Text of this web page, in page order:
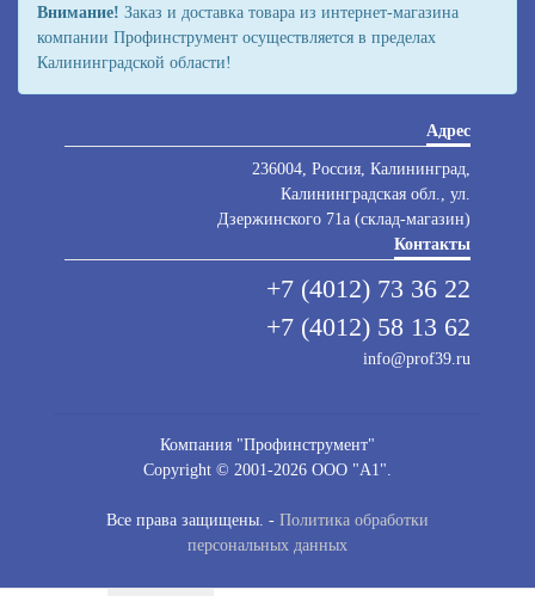
Внимание! Заказ и доставка товара из интернет-магазина
компании Профинструмент осуществляется в пределах
Калининградской области!
Адрес
236004, Россия, Калининград,
Калининградская обл., ул.
Дзержинского 71а (склад-магазин)
Контакты
+7 (4012) 73 36 22
+7 (4012) 58 13 62
info@prof39.ru
Компания "Профинструмент"
Copyright © 2001-2026 ООО "А1".
Все права защищены. - Политика обработки
персональных данных